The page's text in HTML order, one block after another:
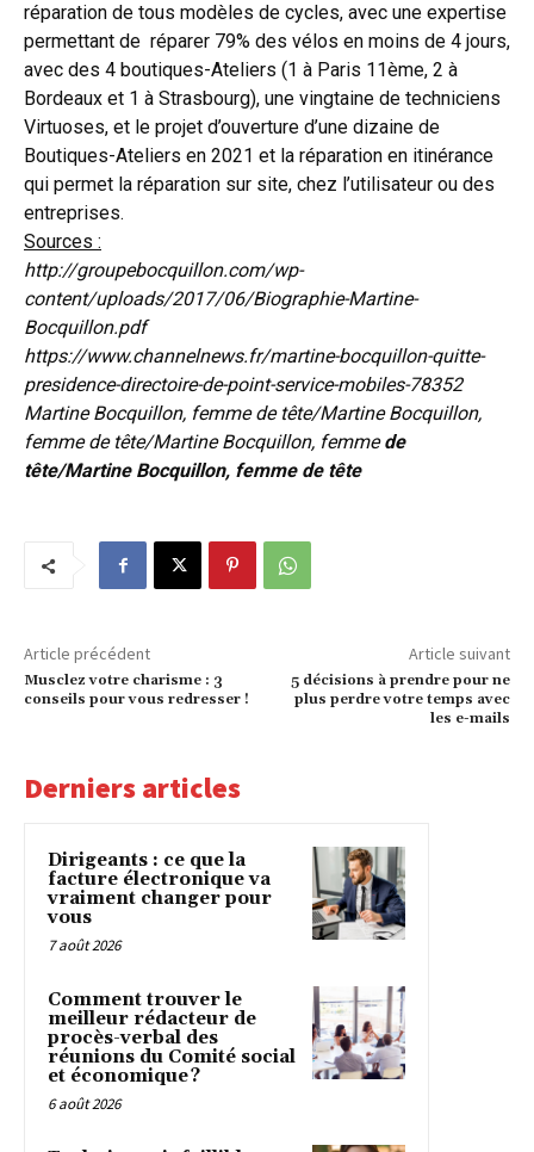
réparation de tous modèles de cycles, avec une expertise
permettant de réparer 79% des vélos en moins de 4 jours,
avec des 4 boutiques-Ateliers (1 à Paris 11ème, 2 à
Bordeaux et 1 à Strasbourg), une vingtaine de techniciens
Virtuoses, et le projet d’ouverture d’une dizaine de
Boutiques-Ateliers en 2021 et la réparation en itinérance
qui permet la réparation sur site, chez l’utilisateur ou des
entreprises.
Sources :
http://groupebocquillon.com/wp-
content/uploads/2017/06/Biographie-Martine-
Bocquillon.pdf
https://www.channelnews.fr/martine-bocquillon-quitte-
presidence-directoire-de-point-service-mobiles-78352
Martine Bocquillon, femme de tête/Martine Bocquillon,
femme de tête/Martine Bocquillon, femmede
tête/Martine Bocquillon, femme de tête
Article précédent
Musclez votre charisme : 3
conseils pour vous redresser !
Article suivant
5 décisions à prendre pour ne
plus perdre votre temps avec
les e-mails
Derniers articles
Dirigeants : ce que la
facture électronique va
vraiment changer pour
vous
7 août 2026
Comment trouver le
meilleur rédacteur de
procès-verbal des
réunions du Comité social
et économique ?
6 août 2026